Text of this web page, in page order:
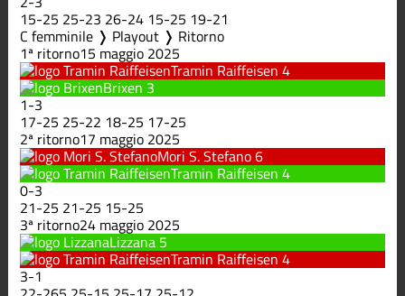
15-25 25-23 26-24 15-25 19-21
C femminile ❭ Playout ❭ Ritorno
1ª ritorno15 maggio 2025
Tramin Raiffeisen 4
Brixen 3
1-3
17-25 25-22 18-25 17-25
2ª ritorno17 maggio 2025
Mori S. Stefano6
Tramin Raiffeisen 4
0-3
21-25 21-25 15-25
3ª ritorno24 maggio 2025
Lizzana 5
Tramin Raiffeisen 4
3-1